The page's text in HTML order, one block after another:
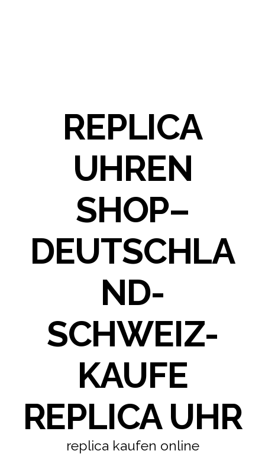
REPLICA
UHREN
SHOP–
DEUTSCHLA
ND-
SCHWEIZ-
KAUFE
REPLICA UHR
replica kaufen online